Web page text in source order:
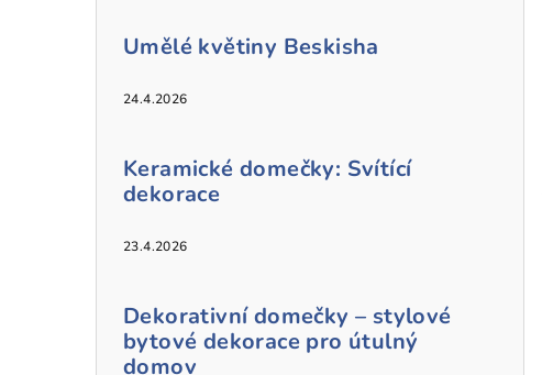
Umělé květiny Beskisha
24.4.2026
Keramické domečky: Svítící
dekorace
23.4.2026
Dekorativní domečky – stylové
bytové dekorace pro útulný
domov